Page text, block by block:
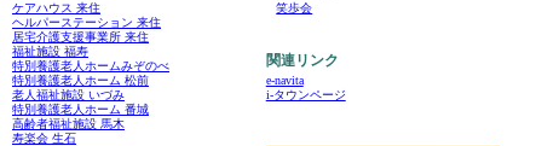
ケアハウス 来住
ヘルパーステーション 来住
居宅介護支援事業所 来住
福祉施設 福寿
特別養護老人ホームみぞのべ
特別養護老人ホーム 松前
老人福祉施設 いづみ
特別養護老人ホーム 番城
高齢者福祉施設 馬木
寿楽会 生石
笑歩会
関連リンク
e-navita
i-タウンページ